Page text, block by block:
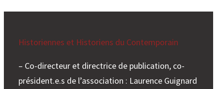
Historiennes et Historiens du Contemporain
– Co-directeur et directrice de publication, co-
président.e.s de l’association : Laurence Guignard